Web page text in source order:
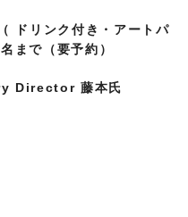
ドリンク付き・アートパ
まで（要予約）
Director 藤本氏